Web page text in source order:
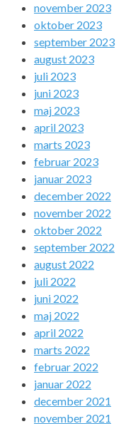
november 2023
oktober 2023
september 2023
august 2023
juli 2023
juni 2023
maj 2023
april 2023
marts 2023
februar 2023
januar 2023
december 2022
november 2022
oktober 2022
september 2022
august 2022
juli 2022
juni 2022
maj 2022
april 2022
marts 2022
februar 2022
januar 2022
december 2021
november 2021